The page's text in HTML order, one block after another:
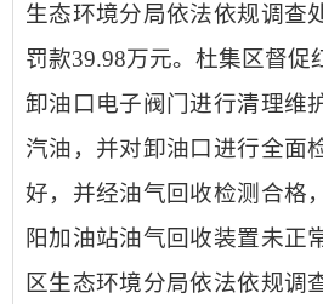
生态环境分局依法依规调查
罚款39.98万元。杜集区督促
卸油口电子阀门进行清理维
汽油，并对卸油口进行全面
好，并经油气回收检测合格
阳加油站油气回收装置未正
区生态环境分局依法依规调